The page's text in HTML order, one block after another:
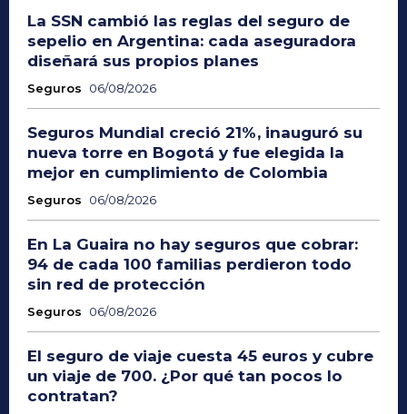
La SSN cambió las reglas del seguro de
sepelio en Argentina: cada aseguradora
diseñará sus propios planes
Seguros 06/08/2026
Seguros Mundial creció 21%, inauguró su
nueva torre en Bogotá y fue elegida la
mejor en cumplimiento de Colombia
Seguros 06/08/2026
En La Guaira no hay seguros que cobrar:
94 de cada 100 familias perdieron todo
sin red de protección
Seguros 06/08/2026
El seguro de viaje cuesta 45 euros y cubre
un viaje de 700. ¿Por qué tan pocos lo
contratan?